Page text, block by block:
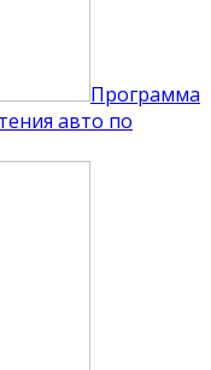
Программа
авто по